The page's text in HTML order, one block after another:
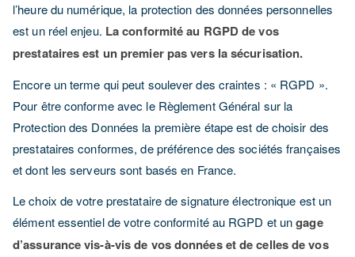
l’heure du numérique, la protection des données personnelles
est un réel enjeu. La conformité au RGPD de vos
prestataires est un premier pas vers la sécurisation.
Encore un terme qui peut soulever des craintes : « RGPD ».
Pour être conforme avec le Règlement Général sur la
Protection des Données la première étape est de choisir des
prestataires conformes, de préférence des sociétés françaises
et dont les serveurs sont basés en France.
Le choix de votre prestataire de signature électronique est un
élément essentiel de votre conformité au RGPD et ungage
d’assurance vis-à-vis de vos données et de celles de vos